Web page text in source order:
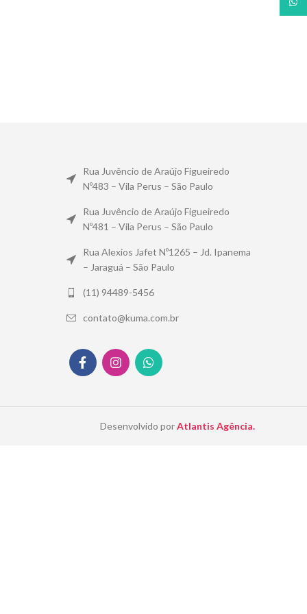
Rua Juvêncio de Araújo Figueiredo
Nº483 – Vila Perus – São Paulo
Rua Juvêncio de Araújo Figueiredo
Nº481 – Vila Perus – São Paulo
Rua Alexios Jafet Nº1265 – Jd. Ipanema
– Jaraguá – São Paulo
(11) 94489-5456
contato@kuma.com.br
Desenvolvido porAtlantis Agência.